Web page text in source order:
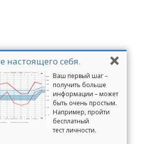
настоящего себя.
Ваш первый шаг –
получить больше
информации – может
быть очень простым.
Например, пройти
бесплатный
тест личности.
священники
за права человека